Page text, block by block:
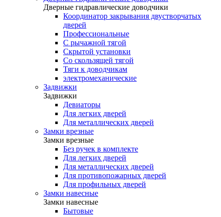
Дверные гидравлические доводчики
Координатор закрывания двустворчатых
дверей
Профессиональные
С рычажной тягой
Скрытой установки
Со скользящей тягой
Тяги к доводчикам
электромеханические
Задвижки
Задвижки
Девиаторы
Для легких дверей
Для металлических дверей
Замки врезные
Замки врезные
Без ручек в комплекте
Для легких дверей
Для металлических дверей
Для противопожарных дверей
Для профильных дверей
Замки навесные
Замки навесные
Бытовые